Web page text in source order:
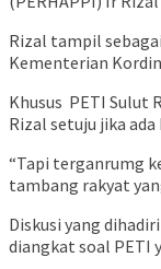
Rizal tampil
Kementerian
Khusus PETI Sulut
Rizal setuju jika
“Tapi terganrumg
tambang rakyat
Diskusi yang
diangkat soal PETI